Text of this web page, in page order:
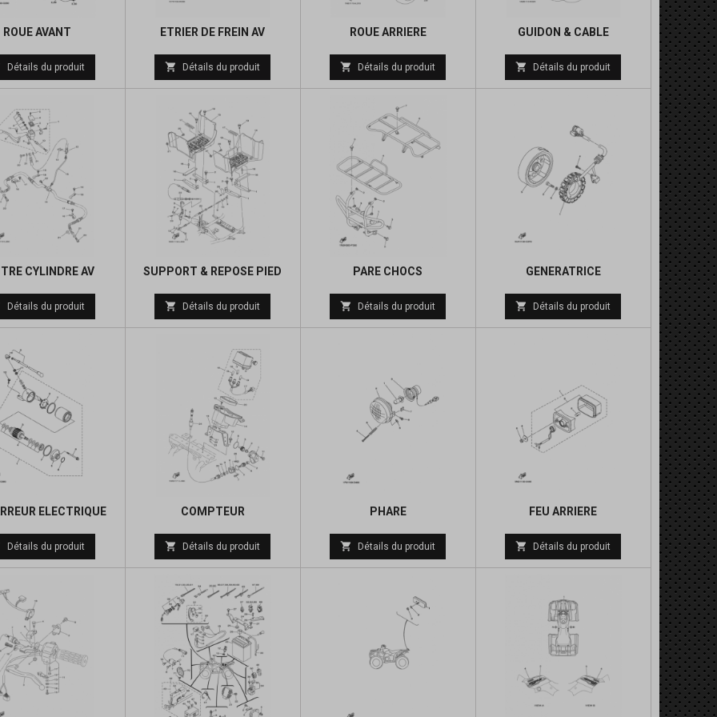
ROUE AVANT
Prix
de
Détails du produit
ETRIER DE FREIN AV
Prix
de
 Détails du produit
ROUE ARRIERE
Prix
de
base
 Détails du produit
GUIDON & CABLE
Prix
de
 Détails du produit
CYLINDRE AV
Prix
de
Détails du produit
SUPPORT & REPOSE PIED
Prix
de
 Détails du produit
PARE CHOCS
Prix
de
 Détails du produit
GENERATRICE
Prix
de
 Détails du produit
ELECTRIQUE
Prix
de
Détails du produit
COMPTEUR
Prix
de
base
 Détails du produit
PHARE
Prix
de
 Détails du produit
FEU ARRIERE
Prix
de
 Détails du produit